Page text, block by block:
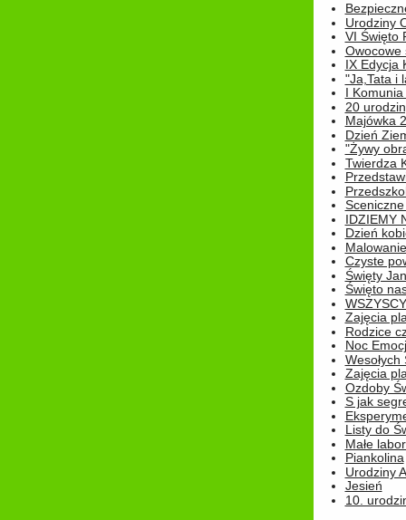
Urodziny
VI Święto
Owocowe
IX Edycja
"Ja,Tata i
I
20
Majówka
Dzień
"Żywy
Twierdza
IDZIEMY
Dzień
Czyste
Święty
Święto
Zajęcia
Rodzice
Noc
Wesołych
Zajęcia
Ozdoby
S jak
Listy do
Małe
Piankolina
Urodziny
Jesień
10.